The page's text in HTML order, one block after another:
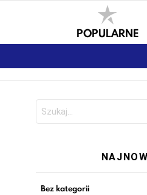
POPULARNE
Bez kategorii